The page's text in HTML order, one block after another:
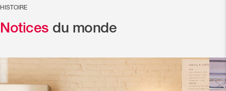
HISTOIRE
Notices du monde